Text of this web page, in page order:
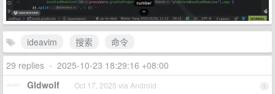
ideavim 搜索
命令
29 replies • 2025-10-23 18:29:16 +08:00
1
Gldwolf Oct 17, 2025 via Android